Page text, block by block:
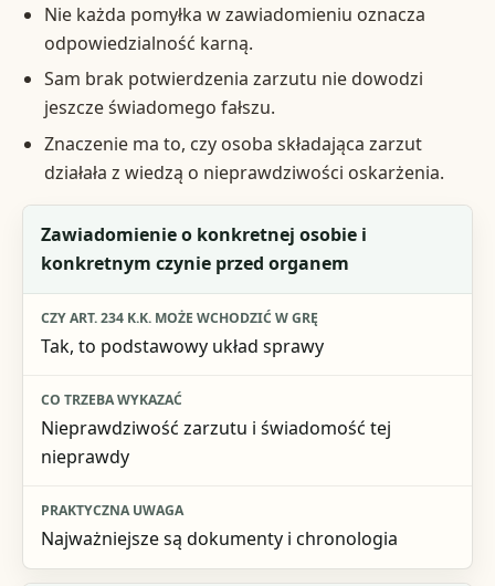
Nie każda pomyłka w zawiadomieniu oznacza
odpowiedzialność karną.
Sam brak potwierdzenia zarzutu nie dowodzi
jeszcze świadomego fałszu.
Znaczenie ma to, czy osoba składająca zarzut
działała z wiedzą o nieprawdziwości oskarżenia.
Sytuacja
Zawiadomienie o konkretnej osobie i
konkretnym czynie przed organem
Tak, to podstawowy układ sprawy
Nieprawdziwość zarzutu i świadomość tej
nieprawdy
Najważniejsze są dokumenty i chronologia